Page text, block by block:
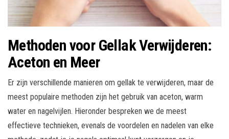
Methoden voor Gellak Verwijderen:
Aceton en Meer
Er zijn verschillende manieren om gellak te verwijderen, maar de
meest populaire methoden zijn het gebruik van aceton, warm
water en nagelvijlen. Hieronder bespreken we de meest
effectieve technieken, evenals de voordelen en nadelen van elke